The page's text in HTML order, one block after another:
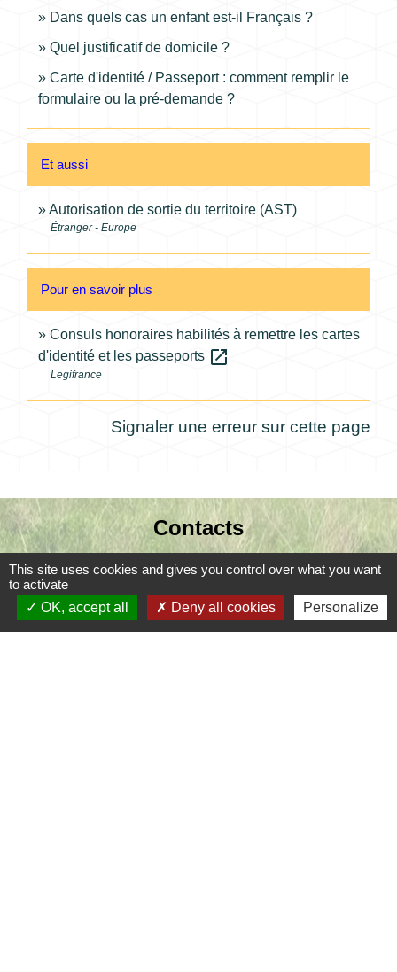
Dans quels cas un enfant est-il Français ?
Quel justificatif de domicile ?
Carte d'identité / Passeport : comment remplir le
formulaire ou la pré-demande ?
Et aussi
Autorisation de sortie du territoire (AST)
Étranger - Europe
Pour en savoir plus
Consuls honoraires habilités à remettre les cartes
d'identité et les passeports open_in_new
Legifrance
Signaler une erreur sur cette page
Contacts
Commune de Coursac
24430 Coursac - FRANCE
+33 5 53 54 61 61
This site uses cookies and gives you control over what you want
to activate
OK, accept all
Deny all cookies Personalize